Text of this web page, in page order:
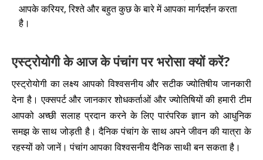
आपके करियर, रिश्ते और बहुत कुछ के बारे में आपका मार्गदर्शन करता
है।
एस्ट्रोयोगी के आज के पंचांग पर भरोसा क्यों करें?
एस्ट्रोयोगी का लक्ष्य आपको विश्वसनीय और सटीक ज्योतिषीय जानकारी
देना है। एक्सपर्ट और जानकार शोधकर्ताओं और ज्योतिषियों की हमारी टीम
आपको अच्छी सलाह प्रदान करने के लिए पारंपरिक ज्ञान को आधुनिक
समझ के साथ जोड़ती है। दैनिक पंचांग के साथ अपने जीवन की यात्रा के
रहस्यों को जानें। पंचांग आपका विश्वसनीय दैनिक साथी बन सकता है।